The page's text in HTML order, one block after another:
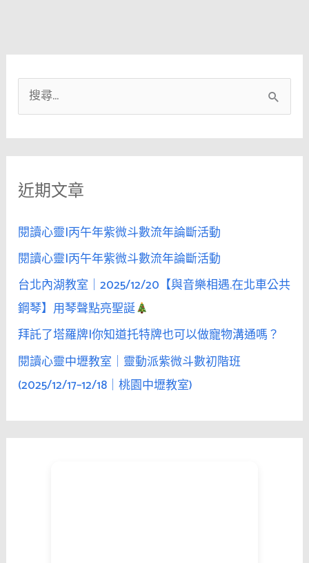
人
一
旦
男
凝
視，
通
常
會
意
識
到
性
尋
關
字
近期文章
閱讀心靈|丙午年紫微斗數流年論斷活動
閱讀心靈|丙午年紫微斗數流年論斷活動
台北內湖教室｜2025/12/20【與音樂相遇.在北車公共
鋼琴】用琴聲點亮聖誕
拜託了塔羅牌|你知道托特牌也可以做寵物溝通嗎？
閱讀心靈中壢教室｜靈動派紫微斗數初階班
(2025/12/17–12/18｜桃園中壢教室)